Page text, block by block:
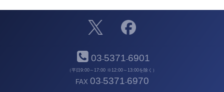
03-5371-6901
（平日9:00～17:00 ※12:00～13:00を除く）
FAX 03-5371-6970